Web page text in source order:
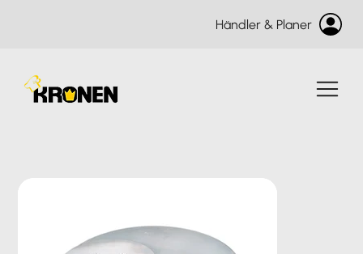
Händler & Planer